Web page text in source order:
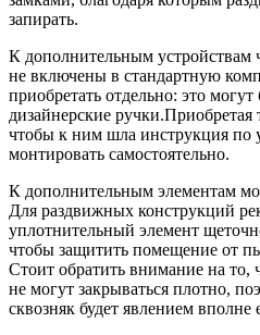
запирать.
К дополнительным устройствам
не включены в стандартную
приобретать отдельно: это
дизайнерские ручки.Приобретая
чтобы к ним шла инструкция по
монтировать самостоятельно.
К дополнительным элементам
Для раздвижных конструкций
уплотнительный элемент
чтобы защитить помещение от
Стоит обратить внимание на то,
не могут закрываться плотно,
сквозняк будет явлением вполне